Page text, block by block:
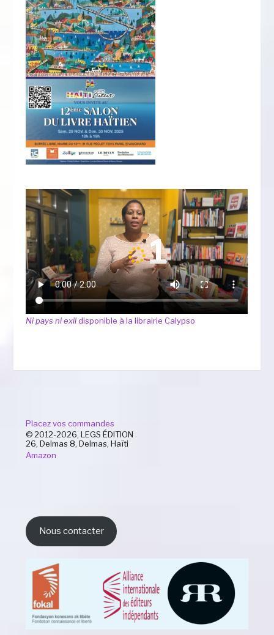
Ni pays ni exildisponible à la librairie Calypso
Placez vos commandes
© 2012-2026, LEGS ÉDITION
26, Delmas 8, Delmas, Haïti
Amazon
Nous contacter